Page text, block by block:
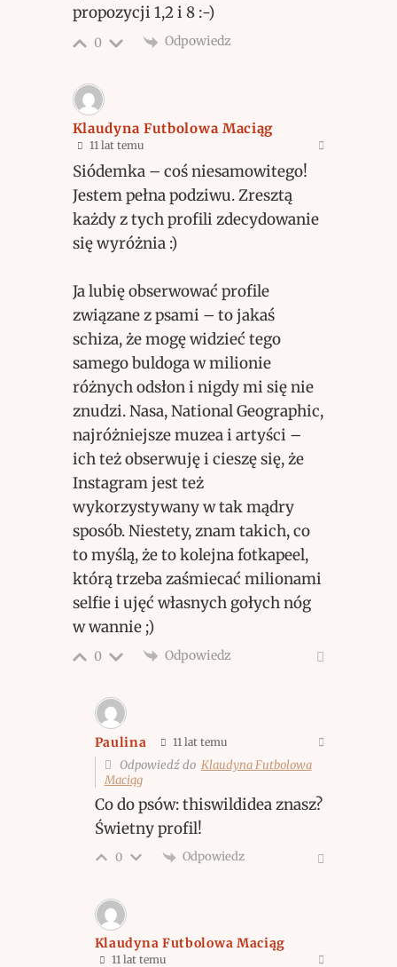
propozycji 1,2 i 8 :-)
0 Odpowiedz
Klaudyna Futbolowa Maciąg
11 lat temu
Siódemka – coś niesamowitego!
Jestem pełna podziwu. Zresztą
każdy z tych profili zdecydowanie
się wyróżnia :)
Ja lubię obserwować profile
związane z psami – to jakaś
schiza, że mogę widzieć tego
samego buldoga w milionie
różnych odsłon i nigdy mi się nie
znudzi. Nasa, National Geographic,
najróżniejsze muzea i artyści –
ich też obserwuję i cieszę się, że
Instagram jest też
wykorzystywany w tak mądry
sposób. Niestety, znam takich, co
to myślą, że to kolejna fotkapeel,
którą trzeba zaśmiecać milionami
selfie i ujęć własnych gołych nóg
w wannie ;)
0 Odpowiedz
Paulina 11 lat temu
Odpowiedź do Klaudyna Futbolowa
Maciąg
Co do psów: thiswildidea znasz?
Świetny profil!
0 Odpowiedz
Klaudyna Futbolowa Maciąg
11 lat temu